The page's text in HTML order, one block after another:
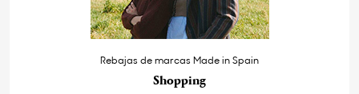
Rebajas de marcas Made in Spain
Shopping